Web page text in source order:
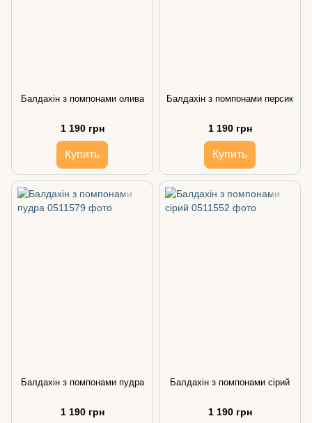
Балдахін з помпонами олива
1 190 грн
Купить
Балдахін з помпонами персик
1 190 грн
Купить
Балдахін з помпонами пудра
1 190 грн
Балдахін з помпонами сірий
1 190 грн